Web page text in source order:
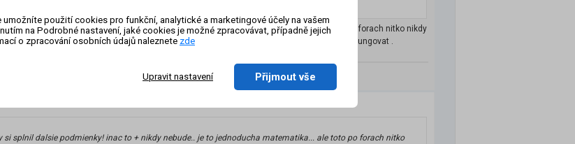
splnil dalsie podmienky! inac to + nikdy nebude.. je to jednoducha matematika... ale toto po forach nitko nikdy
skutcne chape ako sa na trhu zaraba vie aj to ze cim menej ludi to vie tym lepsie to bude fungovat .
si splnil dalsie podmienky! inac to + nikdy nebude.. je to jednoducha matematika... ale toto po forach nitko
použití cookies pro funkční, analytické a marketingové účely na vašem
na Podrobné nastavení, jaké cookies je možné zpracovávat, případně jejich
o zpracování osobních údajů naleznete zde
Upravit nastavení Přijmout vše